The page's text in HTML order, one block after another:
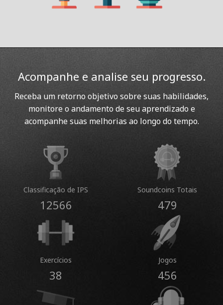
Acompanhe e analise seu progresso.
Receba um retorno objetivo sobre suas habilidades,
monitore o andamento de seu aprendizado e
acompanhe suas melhorias ao longo do tempo.
Classificação de IPS
12566
Soundcoins Totais
479
Exercícios
38
Jogos
456